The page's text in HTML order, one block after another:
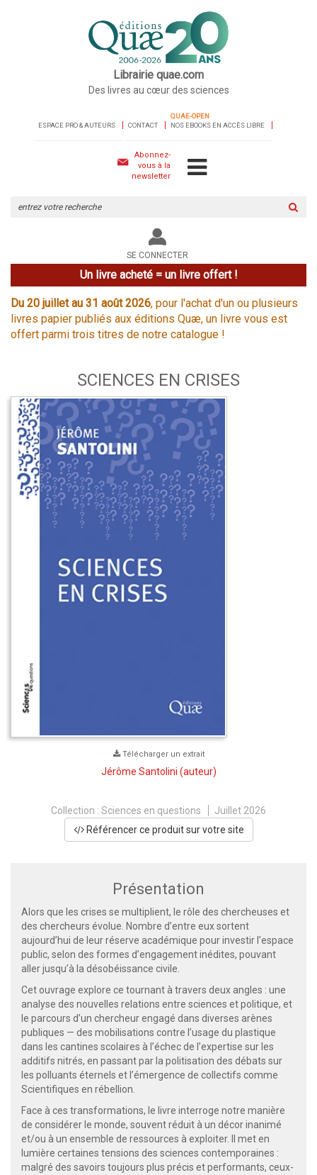
Librairie quae.com
Des livres au cœur des sciences
ESPACE PRO & AUTEURS CONTACT
QUAE-OPEN
NOS EBOOKS EN ACCÈS LIBRE
Abonnez-
vous à la
newsletter
le
site
SE CONNECTER
Un livre acheté = un livre offert !
Du 20 juillet au 31 août 2026, pour l'achat d'un ou plusieurs
livres papier publiés aux éditions Quæ, un livre vous est
offert parmi trois titres de notre catalogue !
SCIENCES EN CRISES
Télécharger un extrait
Jérôme Santolini (auteur)
Collection : Sciences en questions
Juillet 2026
Référencer ce produit sur votre site
Présentation
Alors que les crises se multiplient, le rôle des chercheuses et
des chercheurs évolue. Nombre d’entre eux sortent
aujourd’hui de leur réserve académique pour investir l’espace
public, selon des formes d’engagement inédites, pouvant
aller jusqu’à la désobéissance civile.
Cet ouvrage explore ce tournant à travers deux angles : une
analyse des nouvelles relations entre sciences et politique, et
le parcours d’un chercheur engagé dans diverses arènes
publiques — des mobilisations contre l’usage du plastique
dans les cantines scolaires à l’échec de l’expertise sur les
additifs nitrés, en passant par la politisation des débats sur
les polluants éternels et l’émergence de collectifs comme
Scientifiques en rébellion.
Face à ces transformations, le livre interroge notre manière
de considérer le monde, souvent réduit à un décor inanimé
et/ou à un ensemble de ressources à exploiter. Il met en
lumière certaines tensions des sciences contemporaines :
malgré des savoirs toujours plus précis et performants, ceux-